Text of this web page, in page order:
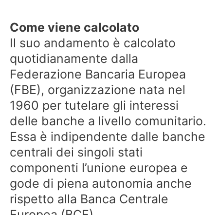
Come viene calcolato
Il suo andamento è calcolato
quotidianamente dalla
Federazione Bancaria Europea
(FBE), organizzazione nata nel
1960 per tutelare gli interessi
delle banche a livello comunitario.
Essa è indipendente dalle banche
centrali dei singoli stati
componenti l’unione europea e
gode di piena autonomia anche
rispetto alla Banca Centrale